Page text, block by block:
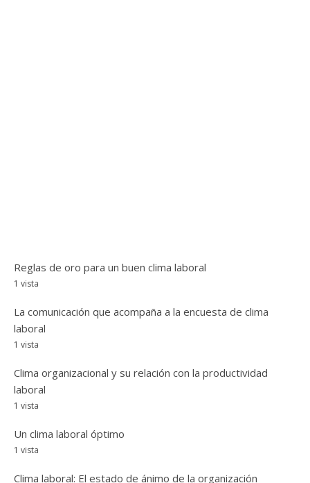
Reglas de oro para un buen clima laboral
1 vista
La comunicación que acompaña a la encuesta de clima
laboral
1 vista
Clima organizacional y su relación con la productividad
laboral
1 vista
Un clima laboral óptimo
1 vista
Clima laboral: El estado de ánimo de la organización